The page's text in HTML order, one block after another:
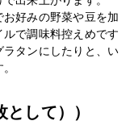
好みの野菜や豆を加
で調味料控えめです
タンにしたりと、い
して））